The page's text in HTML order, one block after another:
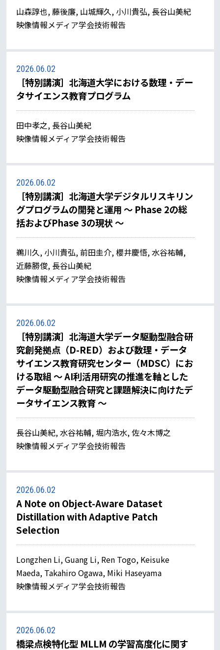
山森諄也, 藤後廉, 山城輝久, 小川貴弘, 長谷山美紀
映像情報メディア学会技術報告
2026.06.02
［特別講演］北海道大学における数理・デー
タサイエンス教育プログラム
田中孝之, 長谷山美紀
映像情報メディア学会技術報告
2026.06.02
［特別講演］北海道大学デジタルリスキリン
グプログラムの開発と運用 ～ Phase 2の総
括およびPhase 3の現状 ～
鵜川久, 小川貴弘, 前田圭介, 櫻井慶悟, 水谷祐輔,
近藤勝俊, 長谷山美紀
映像情報メディア学会技術報告
2026.06.02
［特別講演］北海道大学データ駆動型融合研
究創発拠点（D-RED）および数理・データ
サイエンス教育研究センター（MDSC）にお
ける取組 ～ AI利活用研究の推進を軸とした
データ駆動型融合研究と課題解決に向けたデ
ータサイエンス教育 ～
長谷山美紀, 水谷祐輔, 堀内浩水, 佐々木博之
映像情報メディア学会技術報告
2026.06.02
A Note on Object-Aware Dataset
Distillation with Adaptive Patch
Selection
Longzhen Li, Guang Li, Ren Togo, Keisuke
Maeda, Takahiro Ogawa, Miki Haseyama
映像情報メディア学会技術報告
2026.06.02
橋梁点検特化型 MLLM の学習高度化に関す